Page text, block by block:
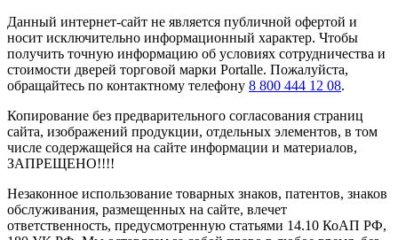
Данный интернет-сайт не является публичной офертой и
носит исключительно информационный характер. Чтобы
получить точную информацию об условиях сотрудничества и
стоимости дверей торговой марки Portalle. Пожалуйста,
обращайтесь по контактному телефону 8 800 444 12 08.
Копирование без предварительного согласования страниц
сайта, изображений продукции, отдельных элементов, в том
числе содержащейся на сайте информации и материалов,
ЗАПРЕЩЕНО!!!!
Незаконное использование товарных знаков, патентов, знаков
обслуживания, размещенных на сайте, влечет
ответственность, предусмотренную статьями 14.10 КоАП РФ,